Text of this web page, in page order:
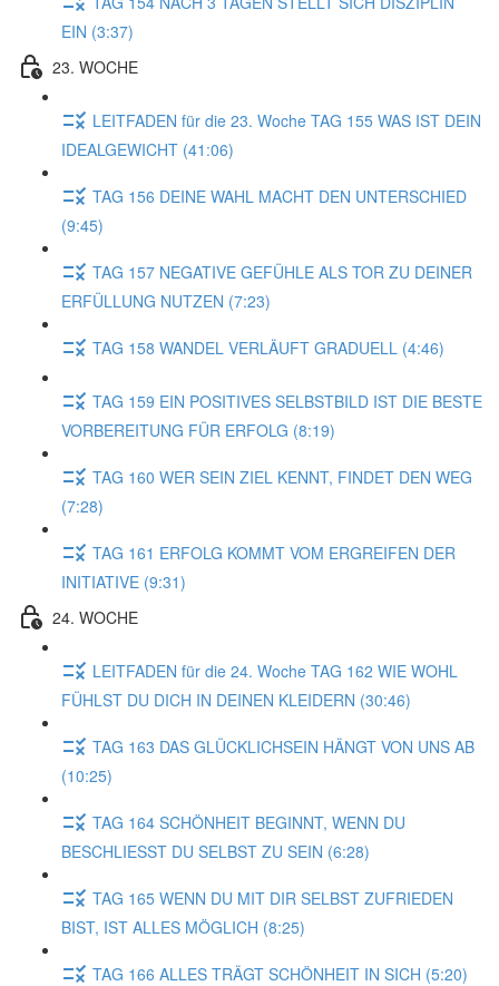
EIN (3:37)
23. WOCHE
LEITFADEN für die 23. Woche TAG 155 WAS IST DEIN
IDEALGEWICHT (41:06)
TAG 156 DEINE WAHL MACHT DEN UNTERSCHIED
(9:45)
TAG 157 NEGATIVE GEFÜHLE ALS TOR ZU DEINER
ERFÜLLUNG NUTZEN (7:23)
TAG 158 WANDEL VERLÄUFT GRADUELL (4:46)
TAG 159 EIN POSITIVES SELBSTBILD IST DIE BESTE
VORBEREITUNG FÜR ERFOLG (8:19)
TAG 160 WER SEIN ZIEL KENNT, FINDET DEN WEG
(7:28)
TAG 161 ERFOLG KOMMT VOM ERGREIFEN DER
INITIATIVE (9:31)
24. WOCHE
LEITFADEN für die 24. Woche TAG 162 WIE WOHL
FÜHLST DU DICH IN DEINEN KLEIDERN (30:46)
TAG 163 DAS GLÜCKLICHSEIN HÄNGT VON UNS AB
(10:25)
TAG 164 SCHÖNHEIT BEGINNT, WENN DU
BESCHLIESST DU SELBST ZU SEIN (6:28)
TAG 165 WENN DU MIT DIR SELBST ZUFRIEDEN
BIST, IST ALLES MÖGLICH (8:25)
TAG 166 ALLES TRÄGT SCHÖNHEIT IN SICH (5:20)